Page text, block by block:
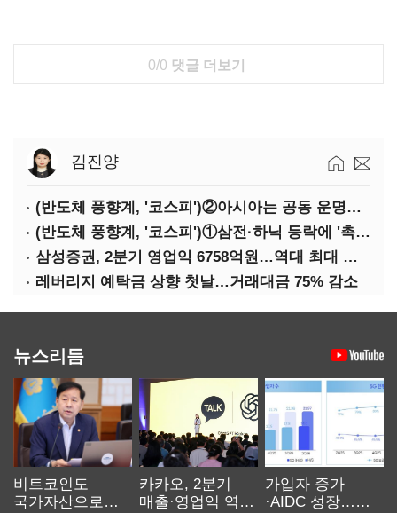
0/0 댓글 더보기
김진양
(반도체 풍향계, '코스피')②아시아는 공동 운명체?…일본·대만도 '동반 출렁'
(반도체 풍향계, '코스피')①삼전·하닉 등락에 '촉각'…코스피·나스닥 '한 몸'
삼성증권, 2분기 영업익 6758억원…역대 최대 경신
레버리지 예탁금 상향 첫날…거래대금 75% 감소
뉴스리듬
비트코인도
국가자산으로…'
카카오, 2분기
매출·영업익 역대
가입자 증가
·AIDC 성장…